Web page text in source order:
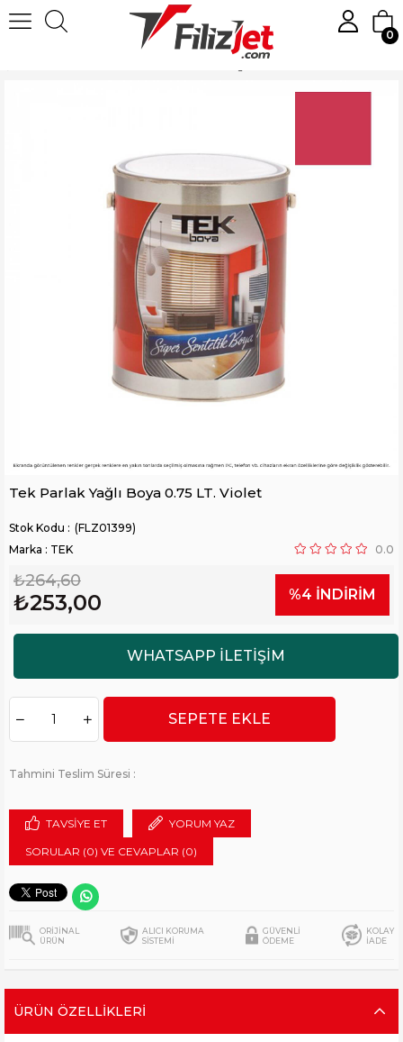
0
Tek Parlak Yağlı Boya 0.75 LT. Violet
(FLZ01399)
Marka : TEK 0.0
₺264,60
₺253,00 %4 İNDIRIM
Tahmini Teslim Süresi :
TAVSIYE ET YORUM YAZ
SORULAR (0) VE CEVAPLAR (0)
ORİJİNAL
ÜRÜN
ALICI KORUMA
SİSTEMİ
GÜVENLİ
ÖDEME
KOLAY
İADE
ÜRÜN ÖZELLIKLERI